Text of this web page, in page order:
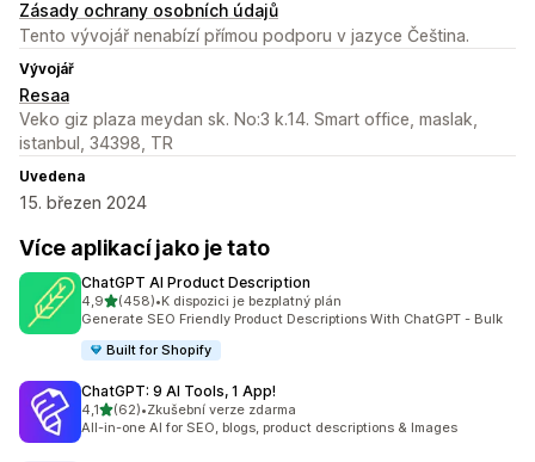
Zásady ochrany osobních údajů
Tento vývojář nenabízí přímou podporu v jazyce Čeština.
Vývojář
Resaa
Veko giz plaza meydan sk. No:3 k.14. Smart office, maslak,
istanbul, 34398, TR
Uvedena
15. březen 2024
Více aplikací jako je tato
ChatGPT AI Product Description
4,9z 5 hvězd
(458)
Celkový počet recenzí: 458
•K dispozici je bezplatný plán
Generate SEO Friendly Product Descriptions With ChatGPT - Bulk
Built for Shopify
ChatGPT: 9 AI Tools, 1 App!
4,1z 5 hvězd
(62)
Celkový počet recenzí: 62
•Zkušební verze zdarma
All-in-one AI for SEO, blogs, product descriptions & Images